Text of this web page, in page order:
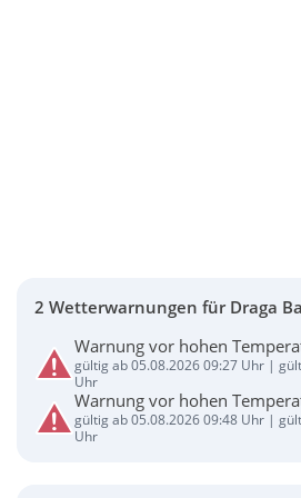
2 Wetterwarnungen für Draga
Warnung vor hohen
gültig ab 05.08.2026 09:27 Uhr |
Uhr
Warnung vor hohen
gültig ab 05.08.2026 09:48 Uhr |
Uhr